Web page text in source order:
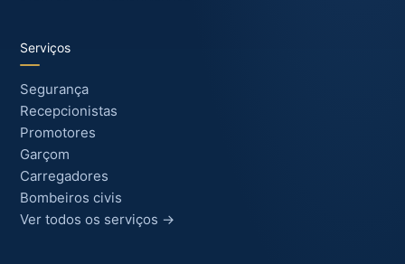
Serviços
Segurança
Recepcionistas
Promotores
Garçom
Carregadores
Bombeiros civis
Ver todos os serviços →